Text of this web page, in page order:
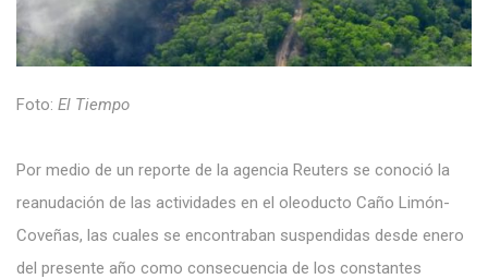
Foto: El Tiempo
Por medio de un reporte de la agencia Reuters se conoció la
reanudación de las actividades en el oleoducto Caño Limón-
Coveñas, las cuales se encontraban suspendidas desde enero
del presente año como consecuencia de los constantes